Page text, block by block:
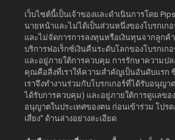
เว็บไซต์นี้เป็นเจ้าของและดำเนินการโดย
นายหน้าและไม่ได้เป็นส่วนหนึ่งของโบรกเก
และไม่จัดการการลงทุนหรือเงินทุนจากลูกค้า
บริการฟอเร็กซ์เงินคืนระดับโลกของโบรกเก
และอยู่ภายใต้การควบคุม การรักษาความป
คุณคือสิ่งที่เราให้ความสำคัญเป็นอันดับแรก
เราจึงทำงานร่วมกับโบรกเกอร์ที่ได้รับอนุญา
ได้รับการควบคุม) และอยู่ภายใต้การดูแลขอ
อนุญาตในประเทศของตน ก่อนเข้าร่วม โปร
เสี่ยง" ด้านล่างอย่างละเอียด